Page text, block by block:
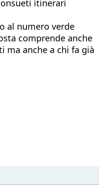
itinerari
al numero verde
comprende anche
ma anche a chi fa già